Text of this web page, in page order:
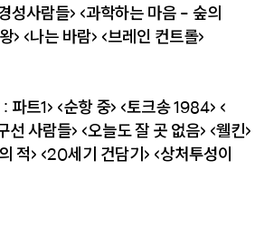
성사람들> <과학하는 마음 - 숲의
> <나는 바람> <브레인 컨트롤>
파트1> <순항 중> <토크송 1984> <
선 사람들> <오늘도 잘 곳 없음> <웰킨>
적> <20세기 건담기> <상처투성이